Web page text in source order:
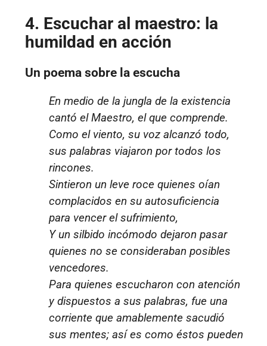
4. Escuchar al maestro: la
humildad en acción
Un poema sobre la escucha
En medio de la jungla de la existencia
cantó el Maestro, el que comprende.
Como el viento, su voz alcanzó todo,
sus palabras viajaron por todos los
rincones.
Sintieron un leve roce quienes oían
complacidos en su autosuficiencia
para vencer el sufrimiento,
Y un silbido incómodo dejaron pasar
quienes no se consideraban posibles
vencedores.
Para quienes escucharon con atención
y dispuestos a sus palabras, fue una
corriente que amablemente sacudió
sus mentes; así es como éstos pueden